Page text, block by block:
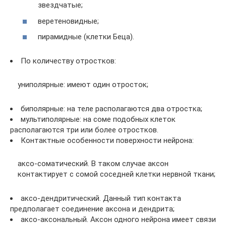
звездчатые;
веретеновидные;
пирамидные (клетки Беца).
По количеству отростков:
униполярные: имеют один отросток;
биполярные: на теле располагаются два отростка;
мультиполярные: на соме подобных клеток
располагаются три или более отростков.
Контактные особенности поверхности нейрона:
аксо-соматический. В таком случае аксон
контактирует с сомой соседней клетки нервной ткани;
аксо-дендритический. Данный тип контакта
предполагает соединение аксона и дендрита;
аксо-аксональный. Аксон одного нейрона имеет связи